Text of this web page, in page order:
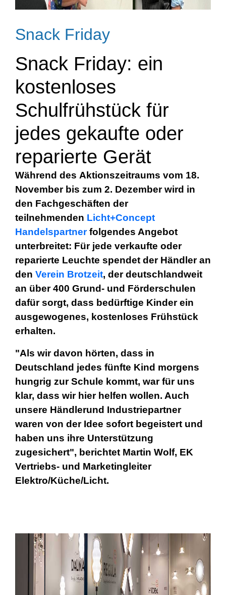
Snack Friday
Snack Friday: ein
kostenloses
Schulfrühstück für
jedes gekaufte oder
reparierte Gerät
Während des Aktionszeitraums vom 18.
November bis zum 2. Dezemberwird in
den Fachgeschäften der
teilnehmenden Licht+Concept
Handelspartnerfolgendes Angebot
unterbreitet: Für jede verkaufte oder
reparierte Leuchte spendet der Händler an
den Verein Brotzeit, der deutschlandweit
an über 400 Grund- und Förderschulen
dafür sorgt, dass bedürftige Kinder ein
ausgewogenes, kostenloses Frühstück
erhalten.
"Als wir davon hörten, dass in
Deutschland jedes fünfte Kind morgens
hungrig zur Schule kommt, war für uns
klar, dass wir hier helfen wollen. Auch
unsere Händlerund Industriepartner
waren von der Idee sofort begeistert und
haben uns ihre Unterstützung
zugesichert", berichtet Martin Wolf, EK
Vertriebs- und Marketingleiter
Elektro/Küche/Licht.